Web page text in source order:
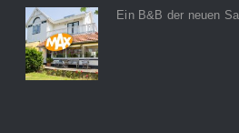
Ein B&B der neuen